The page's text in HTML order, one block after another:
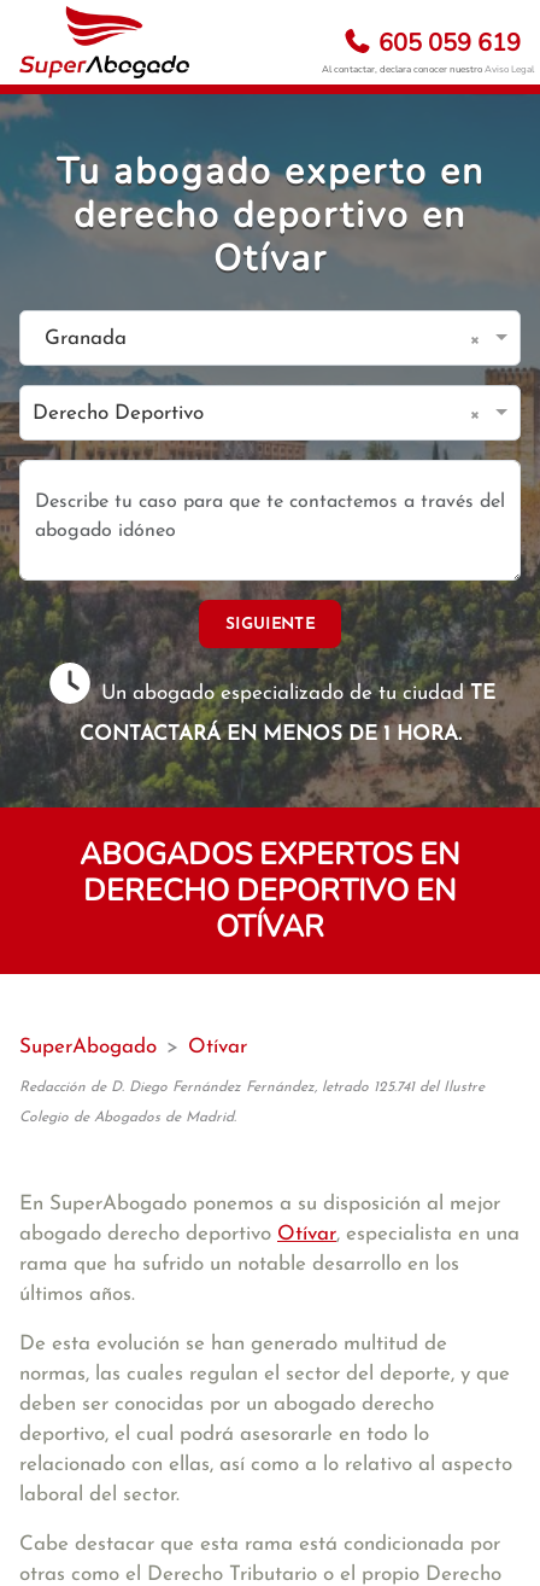
605 059 619
Al contactar, declara conocer nuestroAviso Legal
Tu abogado experto en
derecho deportivo en
Otívar
Granada ×
Derecho Deportivo ×
SIGUIENTE
Un abogado especializado de tu ciudadTE
CONTACTARÁ EN MENOS DE 1 HORA.
ABOGADOS EXPERTOS EN
DERECHO DEPORTIVO EN
OTÍVAR
SuperAbogado > Otívar
Redacción de D. Diego Fernández Fernández, letrado 125.741 del Ilustre
Colegio de Abogados de Madrid.
En SuperAbogado ponemos a su disposición al mejor
abogado derecho deportivo Otívar, especialista en una
rama que ha sufrido un notable desarrollo en los
últimos años.
De esta evolución se han generado multitud de
normas, las cuales regulan el sector del deporte, y que
deben ser conocidas por un abogado derecho
deportivo, el cual podrá asesorarle en todo lo
relacionado con ellas, así como a lo relativo al aspecto
laboral del sector.
Cabe destacar que esta rama está condicionada por
otras como el Derecho Tributario o el propio Derecho